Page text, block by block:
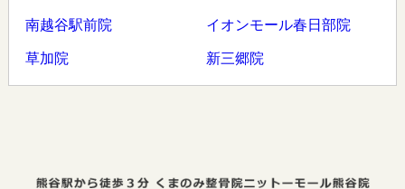
南越谷駅前院 イオンモール春日部院
草加院 新三郷院